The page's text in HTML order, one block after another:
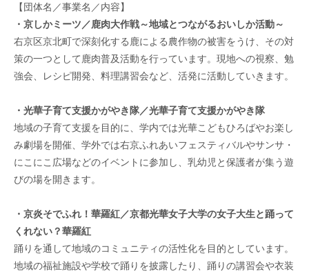
【団体名／事業名／内容】
・京しかミーツ／鹿肉大作戦～地域とつながるおいしか活動～
右京区京北町で深刻化する鹿による農作物の被害をうけ、その対
策の一つとして鹿肉普及活動を行っています。現地への視察、勉
強会、レシピ開発、料理講習会など、活発に活動していきます。
・光華子育て支援かがやき隊／光華子育て支援かがやき隊
地域の子育て支援を目的に、学内では光華こどもひろばやお楽し
み劇場を開催、学外では右京ふれあいフェスティバルやサンサ・
にこにこ広場などのイベントに参加し、乳幼児と保護者が集う遊
びの場を開きます。
・京炎そでふれ！華羅紅／京都光華女子大学の女子大生と踊って
くれない？華羅紅
踊りを通して地域のコミュニティの活性化を目的としています。
地域の福祉施設や学校で踊りを披露したり、踊りの講習会や衣装